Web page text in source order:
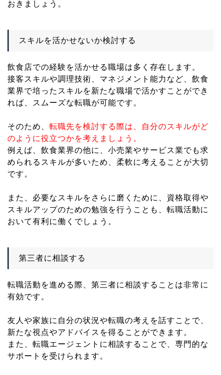
おきましょう。
スキルを活かせないか検討する
飲食店での経験を活かせる職場は多く存在します。
接客スキルや調理技術、マネジメント能力など、飲食
業界で培ったスキルを新たな職場で活かすことができ
れば、スムーズな転職が可能です。
そのため、 転職先を検討する際は、自分のスキルがど
のように役立つかを考えましょう。
例えば、飲食業界の他に、小売業やサービス業でも求
められるスキルが多いため、柔軟に考えることが大切
です。
また、必要なスキルをさらに磨くために、資格取得や
スキルアップのための勉強を行うことも、転職活動に
おいて有利に働くでしょう。
第三者に相談する
転職活動を進める際、第三者に相談することは非常に
有効です。
友人や家族に自分の状況や転職の考えを話すことで、
新たな視点やアドバイスを得ることができます。
また、転職エージェントに相談することで、専門的な
サポートを受けられます。